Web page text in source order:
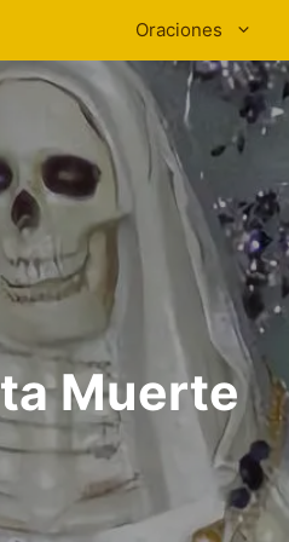
Oraciones
Muerte